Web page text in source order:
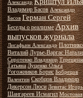
Александр
Владимир Басов Александр
Басов Герман Сергей
Беседы о реализме Архив
выпусков журнала
Лисафьин Александр
Виталий Лурье-Варгас
Сиротенко Владимир
Татьяна Луценко Ольга
Рогожников Борис Бобрецов
Валентин Скобцов Владимир
Дикерсон Люси Левитас Игорь
Шангареев Исмагил Мостовая